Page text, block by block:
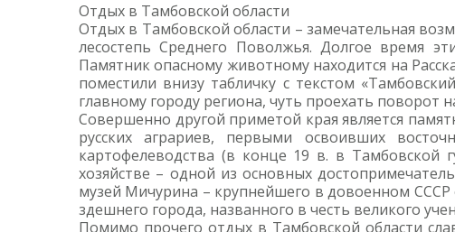
Отдых в Тамбовской области
Отдых в Тамбовской области – замечательная
лесостепь Среднего Поволжья. Долгое время
Памятник опасному животному находится на
поместили внизу табличку с текстом
главному городу региона, чуть проехать поворот
Совершенно другой приметой края является
русских аграриев, первыми освоивших
картофелеводства (в конце 19 в. в Тамбовской
хозяйстве – одной из основных
музей Мичурина – крупнейшего в довоенном СССР
здешнего города, названного в честь великого
Помимо прочего отдых в Тамбовской области